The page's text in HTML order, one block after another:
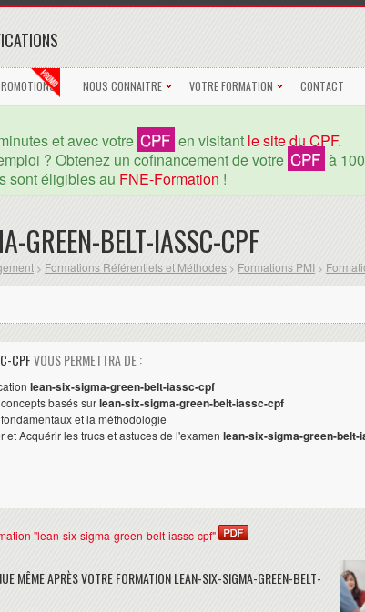
NOUS CONNAITRE VOTRE FORMATION CONTACT
et avec votre CPF en visitant le site du CPF.
? Obtenez un cofinancement de votre CPF à
sont éligibles au FNE-Formation !
GREEN-BELT-IASSC-CPF
> Formations Référentiels et Méthodes > Formations PMI >
CPFVOUS PERMETTRA DE :
lean-six-sigma-green-belt-iassc-cpf
basés surlean-six-sigma-green-belt-iassc-cpf
et la méthodologie
et Acquérir les trucs et astuces de l'examen lean-six-sigma-green-belt-
"lean-six-sigma-green-belt-iassc-cpf"
MÊME APRÈS VOTRE FORMATION LEAN-SIX-SIGMA-GREEN-BELT-